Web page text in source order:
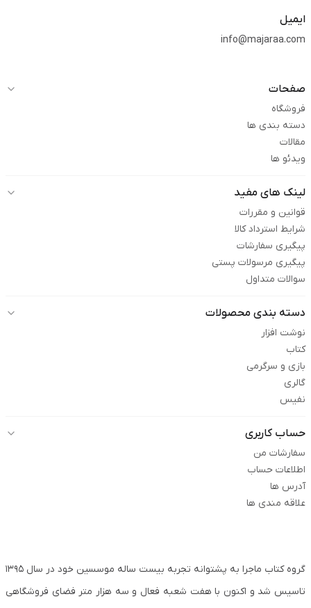
ایمیل
info@majaraa.com
صفحات
فروشگاه
دسته بندی ها
مقالات
ویدئو ها
لینک های مفید
قوانین و مقررات
شرایط استرداد کالا
پیگیری سفارشات
پیگیری مرسولات پستی
سوالات متداول
دسته بندی محصولات
نوشت افزار
کتاب
بازی و سرگرمی
گالری
نفیس
حساب کاربری
سفارشات من
اطلاعات حساب
آدرس ها
علاقه مندی ها
گروه کتاب ماجرا به پشتوانه تجربه بیست ساله موسسین خود در سال ۱۳۹۵
تاسیس شد و اکنون با هفت شعبه فعال و سه هزار متر فضای فروشگاهی